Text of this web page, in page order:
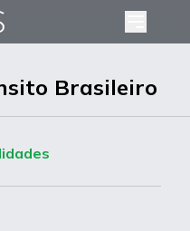
Brasileiro